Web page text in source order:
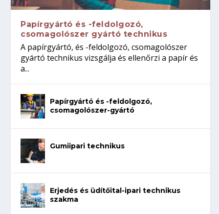
Papírgyártó és -feldolgozó,
csomagolószer gyártó technikus
A papírgyártó, és -feldolgozó, csomagolószer
gyártó technikus vizsgálja és ellenőrzi a papír és
a...
Papírgyártó és -feldolgozó,
csomagolószer-gyártó
Gumiipari technikus
Erjedés és üdítőital-ipari technikus
szakma